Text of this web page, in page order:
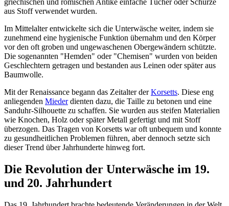
griechischen und römischen Antike einfache Tücher oder Schurze
aus Stoff verwendet wurden.
Im Mittelalter entwickelte sich die Unterwäsche weiter, indem sie
zunehmend eine hygienische Funktion übernahm und den Körper
vor den oft groben und ungewaschenen Obergewändern schützte.
Die sogenannten "Hemden" oder "Chemisen" wurden von beiden
Geschlechtern getragen und bestanden aus Leinen oder später aus
Baumwolle.
Mit der Renaissance begann das Zeitalter derKorsetts. Diese eng
anliegenden Miederdienten dazu, die Taille zu betonen und eine
Sanduhr-Silhouette zu schaffen. Sie wurden aus steifen Materialien
wie Knochen, Holz oder später Metall gefertigt und mit Stoff
überzogen. Das Tragen von Korsetts war oft unbequem und konnte
zu gesundheitlichen Problemen führen, aber dennoch setzte sich
dieser Trend über Jahrhunderte hinweg fort.
Die Revolution der Unterwäsche im 19.
und 20. Jahrhundert